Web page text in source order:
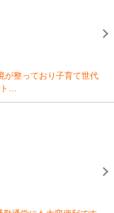
が整っており子育て世代
…